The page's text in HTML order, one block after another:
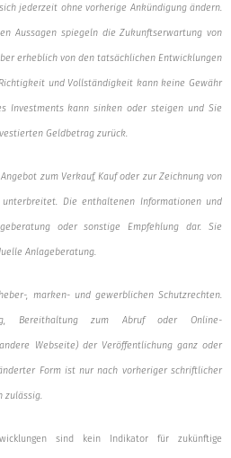
jederzeit ohne vorherige Ankündigung ändern.
Aussagen spiegeln die Zukunftserwartung von
erheblich von den tatsächlichen Entwicklungen
und Vollständigkeit kann keine Gewähr
Investments kann sinken oder steigen und Sie
Geldbetrag zurück.
zum Verkauf, Kauf oder zur Zeichnung von
Die enthaltenen Informationen und
oder sonstige Empfehlung dar. Sie
Anlageberatung.
, marken- und gewerblichen Schutzrechten.
Bereithaltung zum Abruf oder Online-
Webseite) der Veröffentlichung ganz oder
Form ist nur nach vorheriger schriftlicher
zulässig.
sind kein Indikator für zukünftige